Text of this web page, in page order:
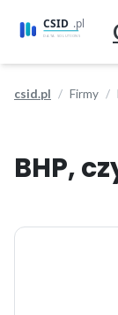
csid.pl Firmy
BHP,